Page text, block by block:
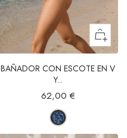
BAÑADOR CON ESCOTE EN V
Y...
62,00 €